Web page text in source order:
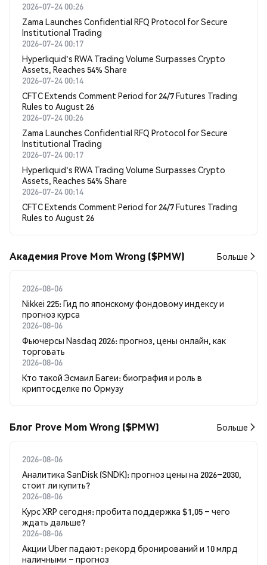
2026-07-24 00:26
Zama Launches Confidential RFQ Protocol for Secure
Institutional Trading
2026-07-24 00:17
Hyperliquid's RWA Trading Volume Surpasses Crypto
Assets, Reaches 54% Share
2026-07-24 00:14
CFTC Extends Comment Period for 24/7 Futures Trading
Rules to August 26
2026-07-24 00:26
Zama Launches Confidential RFQ Protocol for Secure
Institutional Trading
2026-07-24 00:17
Hyperliquid's RWA Trading Volume Surpasses Crypto
Assets, Reaches 54% Share
2026-07-24 00:14
CFTC Extends Comment Period for 24/7 Futures Trading
Rules to August 26
Академия Prove Mom Wrong ($PMW) Больше
2026-08-06
Nikkei 225: Гид по японскому фондовому индексу и
прогноз курса
2026-08-06
Фьючерсы Nasdaq 2026: прогноз, цены онлайн, как
торговать
2026-08-06
Кто такой Эсмаил Багеи: биография и роль в
криптосделке по Ормузу
Блог Prove Mom Wrong ($PMW) Больше
2026-08-06
Аналитика SanDisk (SNDK): прогноз цены на 2026–2030,
стоит ли купить?
2026-08-06
Курс XRP сегодня: пробита поддержка $1,05 – чего
ждать дальше?
2026-08-06
Акции Uber падают: рекорд бронирований и 10 млрд
наличными – прогноз